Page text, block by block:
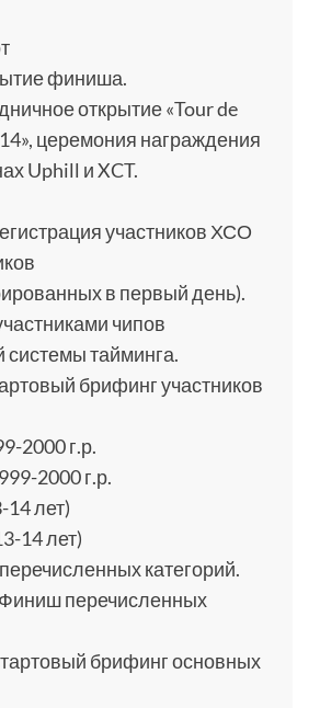
финиша.
открытие «Tour de
церемония награждения
Uphill и XCT.
участников ХСО
в первый день).
чипов
системы тайминга.
брифинг участников
2000 г.р.
2000 г.р.
лет)
14 лет)
категорий.
перечисленных
брифинг основных